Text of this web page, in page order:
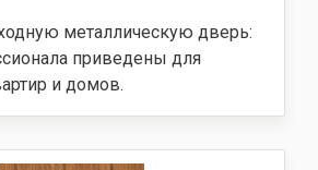
металлическую дверь:
приведены для
и домов.